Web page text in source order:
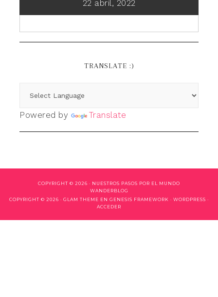
22 abril, 2022
TRANSLATE :)
Powered by Translate
COPYRIGHT © 2026 · NUESTROS PASOS POR EL MUNDO
WANDERBLOG
COPYRIGHT © 2026 · GLAM THEME EN GENESIS FRAMEWORK · WORDPRESS ·
ACCEDER